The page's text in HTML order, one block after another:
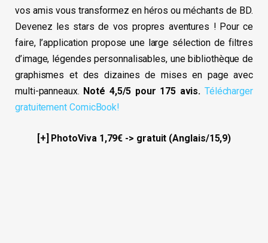
vos amis vous transformez en héros ou méchants de BD.
Devenez les stars de vos propres aventures ! Pour ce
faire, l’application propose une large sélection de filtres
d’image, légendes personnalisables, une bibliothèque de
graphismes et des dizaines de mises en page avec
multi-panneaux. Noté 4,5/5 pour 175 avis. Télécharger
gratuitement ComicBook!
[+] PhotoViva 1,79€ -> gratuit (Anglais/15,9)